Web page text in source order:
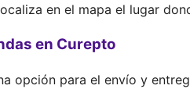
en el mapa el lugar
en Curepto
opción para el envío y